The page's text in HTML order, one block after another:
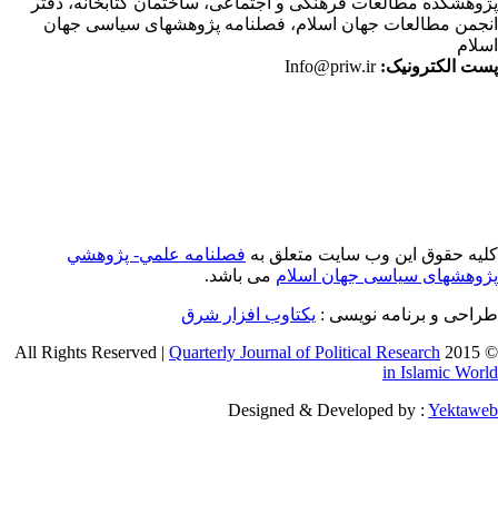
مطالعات جهان اسلام، فصلنامه پژوهشهای سیاسی جهان
الکترونیک:Info@priw.ir
حقوق این وب سایت متعلق بهفصلنامه علمي- پژوهشي
سیاسی جهان اسلاممی باشد.
و برنامه نویسی : یکتاوب افزار شرق
©
Quarterly Journal of Political Research
in Islamic
Designed & Developed by :